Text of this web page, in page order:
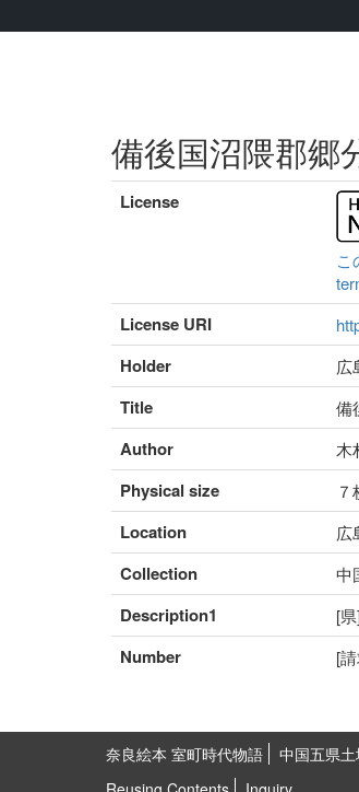
備後国沼隈郡郷
License
こ
License URI
Holder 広
Title 備
Author 木
Physical size ７
Location 広
Collection 中
Description1 [
Number [
奈良絵本 室町時代物語 中国五県